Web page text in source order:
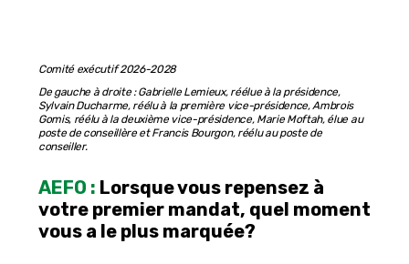
Comité exécutif 2026-2028
De gauche à droite : Gabrielle Lemieux, réélue à la présidence,
Sylvain Ducharme, réélu à la première vice-présidence, Ambrois
Gomis, réélu à la deuxième vice-présidence, Marie Moftah, élue au
poste de conseillère et Francis Bourgon, réélu au poste de
conseiller.
AEFO : Lorsque vous repensez à
votre premier mandat, quel moment
vous a le plus marquée?